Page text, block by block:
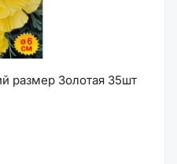
размер Золотая 35шт